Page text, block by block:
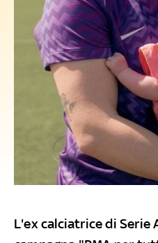
L'ex calciatrice di Serie